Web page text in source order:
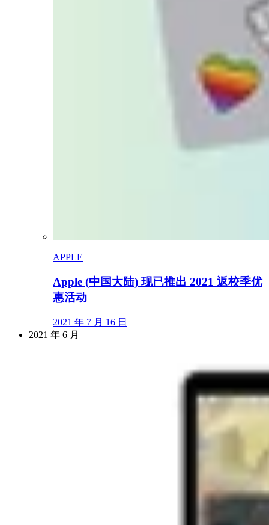
APPLE
Apple (中国大陆) 现已推出 2021 返校季优
惠活动
2021 年 7 月 16 日
2021 年 6 月